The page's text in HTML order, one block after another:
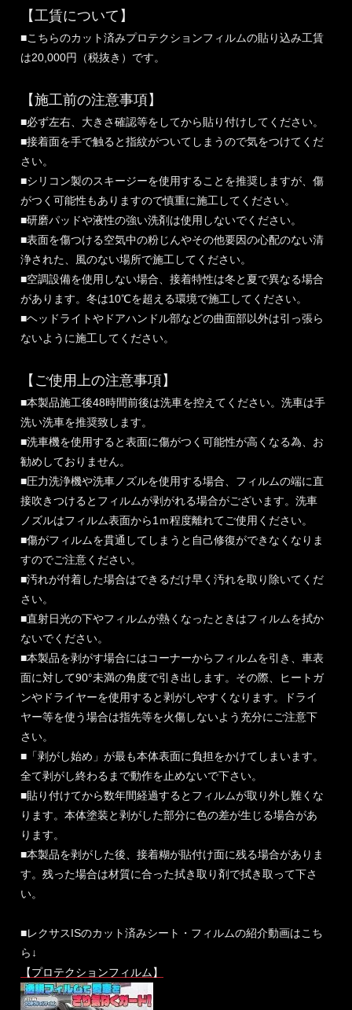
【工賃について】
■こちらのカット済みプロテクションフィルムの貼り込み工賃
は20,000円（税抜き）です。
【施工前の注意事項】
■必ず左右、大きさ確認等をしてから貼り付けしてください。
■接着面を手で触ると指紋がついてしまうので気をつけてくだ
さい。
■シリコン製のスキージーを使用することを推奨しますが、傷
がつく可能性もありますので慎重に施工してください。
■研磨パッドや液性の強い洗剤は使用しないでください。
■表面を傷つける空気中の粉じんやその他要因の心配のない清
浄された、風のない場所で施工してください。
■空調設備を使用しない場合、接着特性は冬と夏で異なる場合
があります。冬は10℃を超える環境で施工してください。
■ヘッドライトやドアハンドル部などの曲面部以外は引っ張ら
ないように施工してください。
【ご使用上の注意事項】
■本製品施工後48時間前後は洗車を控えてください。洗車は手
洗い洗車を推奨致します。
■洗車機を使用すると表面に傷がつく可能性が高くなる為、お
勧めしておりません。
■圧力洗浄機や洗車ノズルを使用する場合、フィルムの端に直
接吹きつけるとフィルムが剥がれる場合がございます。洗車
ノズルはフィルム表面から1ｍ程度離れてご使用ください。
■傷がフィルムを貫通してしまうと自己修復ができなくなりま
すのでご注意ください。
■汚れが付着した場合はできるだけ早く汚れを取り除いてくだ
さい。
■直射日光の下やフィルムが熱くなったときはフィルムを拭か
ないでください。
■本製品を剥がす場合にはコーナーからフィルムを引き、車表
面に対して90°未満の角度で引き出します。その際、ヒートガ
ンやドライヤーを使用すると剥がしやすくなります。ドライ
ヤー等を使う場合は指先等を火傷しないよう充分にご注意下
さい。
■「剥がし始め」が最も本体表面に負担をかけてしまいます。
全て剥がし終わるまで動作を止めないで下さい。
■貼り付けてから数年間経過するとフィルムが取り外し難くな
ります。本体塗装と剥がした部分に色の差が生じる場合があ
ります。
■本製品を剥がした後、接着糊が貼付け面に残る場合がありま
す。残った場合は材質に合った拭き取り剤で拭き取って下さ
い。
■レクサスISのカット済みシート・フィルムの紹介動画はこち
ら↓
【プロテクションフィルム】